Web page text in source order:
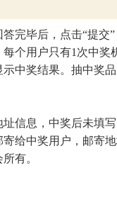
完毕后，点击“提
个用户只有1次中
中奖结果。抽中奖
信息，中奖后未填
给中奖用户，邮寄
有。